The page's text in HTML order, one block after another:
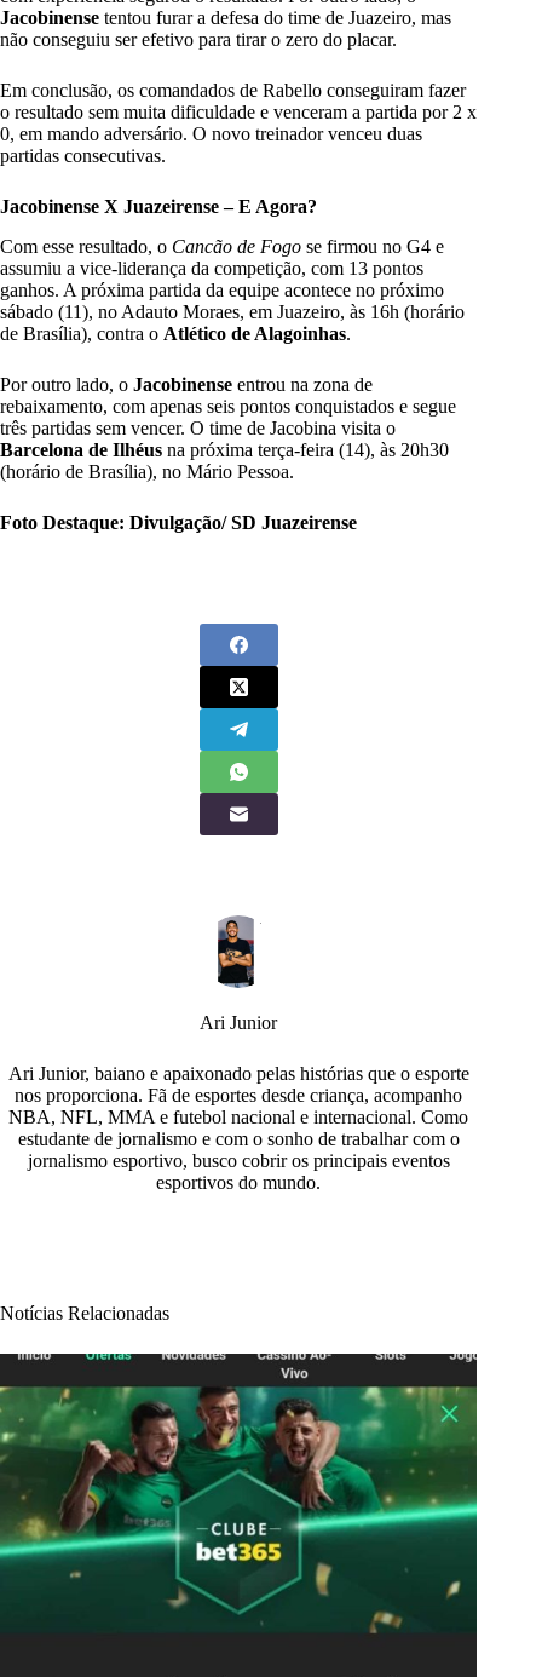
Jacobinense tentou furar a defesa do time de Juazeiro, mas
não conseguiu ser efetivo para tirar o zero do placar.
Em conclusão, os comandados de Rabello conseguiram fazer
o resultado sem muita dificuldade e venceram a partida por 2 x
0, em mando adversário. O novo treinador venceu duas
partidas consecutivas.
Jacobinense X Juazeirense – E Agora?
Com esse resultado, o Cancão de Fogo se firmou no G4 e
assumiu a vice-liderança da competição, com 13 pontos
ganhos. A próxima partida da equipe acontece no próximo
sábado (11), no Adauto Moraes, em Juazeiro, às 16h (horário
de Brasília), contra o Atlético de Alagoinhas.
Por outro lado, o Jacobinense entrou na zona de
rebaixamento, com apenas seis pontos conquistados e segue
três partidas sem vencer. O time de Jacobina visita o
Barcelona de Ilhéus na próxima terça-feira (14), às 20h30
(horário de Brasília), no Mário Pessoa.
Foto Destaque: Divulgação/ SD Juazeirense
Ari Junior
Ari Junior, baiano e apaixonado pelas histórias que o esporte
nos proporciona. Fã de esportes desde criança, acompanho
NBA, NFL, MMA e futebol nacional e internacional. Como
estudante de jornalismo e com o sonho de trabalhar com o
jornalismo esportivo, busco cobrir os principais eventos
esportivos do mundo.
Notícias Relacionadas